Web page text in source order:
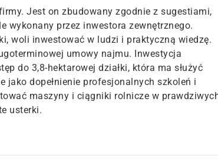
Jest on zbudowany zgodnie z sugestiami,
wykonany przez inwestora zewnętrznego.
woli inwestować w ludzi i praktyczną wiedzę.
umowy najmu. Inwestycja
do 3,8-hektarowej działki, która ma służyć
jako dopełnienie profesjonalnych szkoleń i
maszyny i ciągniki rolnicze w
usterki.